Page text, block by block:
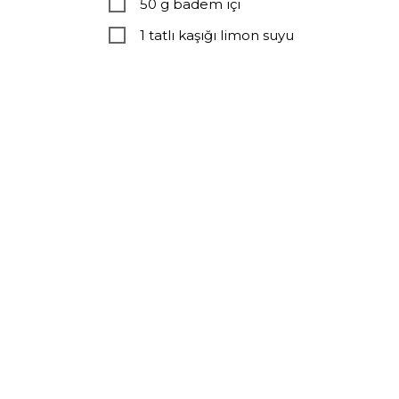
50 g badem içi
1 tatlı kaşığı limon suyu